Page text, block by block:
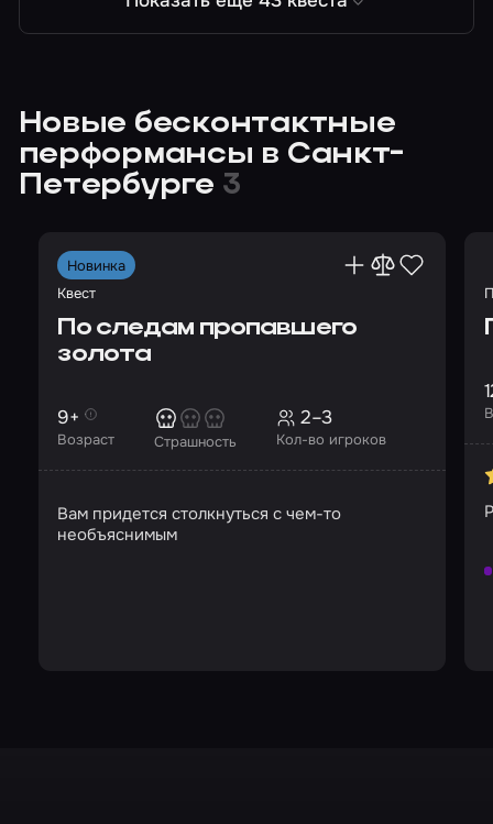
Новые бесконтактные
перформансы в Санкт-
Петербурге 3
Новинка
Квест
По следам пропавшего
золота
Возраст
9+
Страшность Кол-во игроков
2–3
Вам придется столкнуться с чем-то
необъяснимым